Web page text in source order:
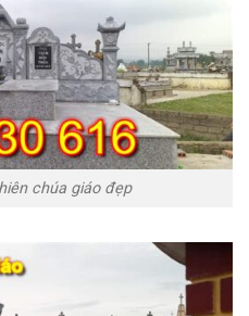
chúa giáo đẹp